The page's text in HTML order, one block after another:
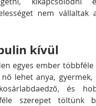
nem vállaltak
kívül
egyes ember
lehet anya, gyermek,
és
szerepet töltünk